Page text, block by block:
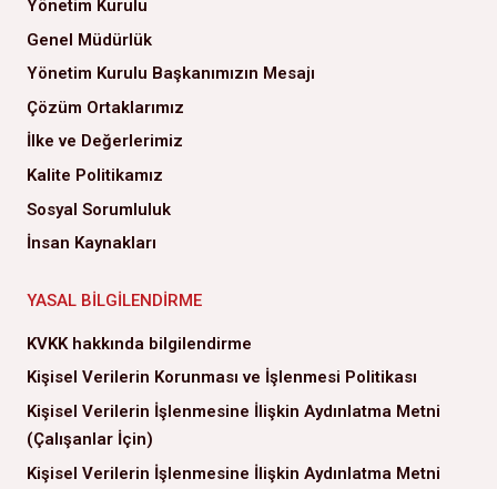
Yönetim Kurulu
Genel Müdürlük
Yönetim Kurulu Başkanımızın Mesajı
Çözüm Ortaklarımız
İlke ve Değerlerimiz
Kalite Politikamız
Sosyal Sorumluluk
İnsan Kaynakları
YASAL BILGILENDIRME
KVKK hakkında bilgilendirme
Kişisel Verilerin Korunması ve İşlenmesi Politikası
Kişisel Verilerin İşlenmesine İlişkin Aydınlatma Metni
(Çalışanlar İçin)
Kişisel Verilerin İşlenmesine İlişkin Aydınlatma Metni